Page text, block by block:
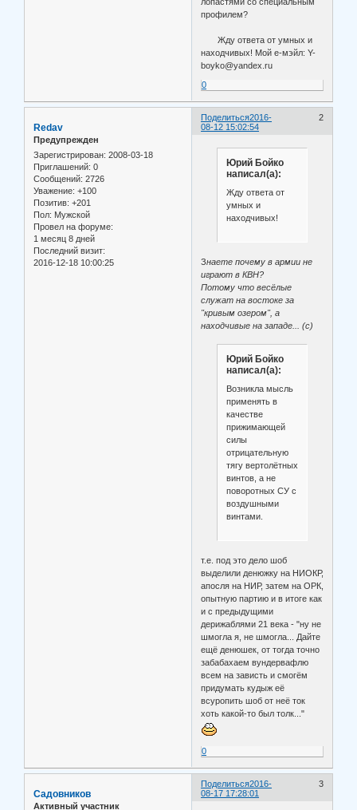
профилем?
Жду ответа от умных и
находчивых! Мой е-мэйл: Y-
boyko@yandex.ru
0
Поделиться 2
2016-
08-12 15:02:54
Redav
Предупрежден
Зарегистрирован: 2008-03-18
Приглашений: 0
Сообщений: 2726
Уважение: +100
Позитив: +201
Пол: Мужской
Провел на форуме:
1 месяц 8 дней
Последний визит:
2016-12-18 10:00:25
Юрий Бойко
написал(а):
Жду ответа от
умных и
находчивых!
Знаете почему в армии не
играют в КВН?
Потому что весёлые
служат на востоке за
"кривым озером", а
находчивые на западе... (с)
Юрий Бойко
написал(а):
Возникла мысль
применять в
качестве
прижимающей
силы
отрицательную
тягу вертолётных
винтов, а не
поворотных СУ с
воздушными
винтами.
т.е. под это дело шоб
выделили денюжку на НИОКР,
апосля на НИР, затем на ОРК,
опытную партию и в итоге как
и с предыдущими
дерижаблями 21 века - "ну не
шмогла я, не шмогла... Дайте
ещё денюшек, от тогда точно
забабахаем вундервафлю
всем на зависть и смогём
придумать кудыж её
всуропить шоб от неё ток
хоть какой-то был толк..."
0
Поделиться 3
2016-
08-17 17:28:01
Садовников
Активный участник